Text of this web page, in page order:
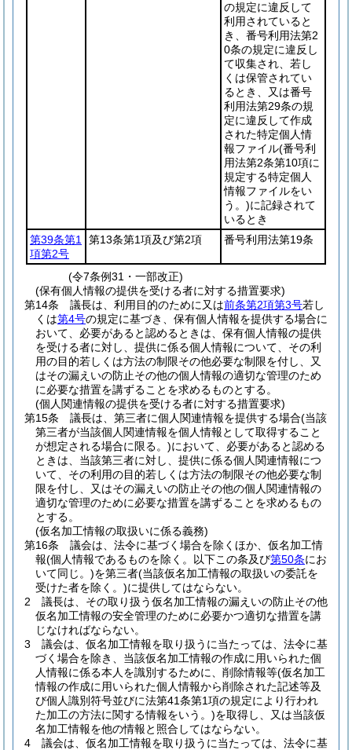
の規定に違反して
利用されていると
き、番号利用法第2
0条の規定に違反し
て収集され、若し
くは保管されてい
るとき、又は番号
利用法第29条の規
定に違反して作成
された特定個人情
報ファイル(番号利
用法第2条第10項に
規定する特定個人
情報ファイルをい
う。)に記録されて
いるとき
第39条第1
項第2号
第13条第1項及び第2項 番号利用法第19条
(令7条例31・一部改正)
(保有個人情報の提供を受ける者に対する措置要求)
第14条
議長は、利用目的のために又は前条第2項第3号若し
くは第4号の規定に基づき、保有個人情報を提供する場合に
おいて、必要があると認めるときは、保有個人情報の提供
を受ける者に対し、提供に係る個人情報について、その利
用の目的若しくは方法の制限その他必要な制限を付し、又
はその漏えいの防止その他の個人情報の適切な管理のため
に必要な措置を講ずることを求めるものとする。
(個人関連情報の提供を受ける者に対する措置要求)
第15条
議長は、第三者に個人関連情報を提供する場合(当該
第三者が当該個人関連情報を個人情報として取得すること
が想定される場合に限る。)において、必要があると認める
ときは、当該第三者に対し、提供に係る個人関連情報につ
いて、その利用の目的若しくは方法の制限その他必要な制
限を付し、又はその漏えいの防止その他の個人関連情報の
適切な管理のために必要な措置を講ずることを求めるもの
とする。
(仮名加工情報の取扱いに係る義務)
第16条
議会は、法令に基づく場合を除くほか、仮名加工情
報(個人情報であるものを除く。以下この条及び第50条にお
いて同じ。)を第三者(当該仮名加工情報の取扱いの委託を
受けた者を除く。)に提供してはならない。
2
議長は、その取り扱う仮名加工情報の漏えいの防止その他
仮名加工情報の安全管理のために必要かつ適切な措置を講
じなければならない。
3
議会は、仮名加工情報を取り扱うに当たっては、法令に基
づく場合を除き、当該仮名加工情報の作成に用いられた個
人情報に係る本人を識別するために、削除情報等(仮名加工
情報の作成に用いられた個人情報から削除された記述等及
び個人識別符号並びに法第41条第1項の規定により行われ
た加工の方法に関する情報をいう。)を取得し、又は当該仮
名加工情報を他の情報と照合してはならない。
4
議会は、仮名加工情報を取り扱うに当たっては、法令に基